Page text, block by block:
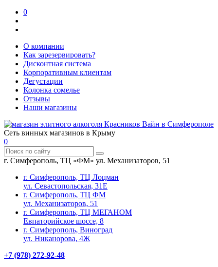
0
О компании
Как зарезервировать?
Дисконтная система
Корпоративным клиентам
Дегустации
Колонка сомелье
Отзывы
Наши магазины
Сеть винных магазинов в Крыму
0
г. Симферополь, ТЦ «ФМ» ул. Механизаторов, 51
г. Симферополь, ТЦ Лоцман
ул. Севастопольская, 31Е
г. Симферополь, ТЦ ФМ
ул. Механизаторов, 51
г. Симферополь, ТЦ МЕГАНОМ
Евпаторийское шоссе, 8
г. Симферополь, Виноград
ул. Никанорова, 4Ж
+7 (978) 272-92-48